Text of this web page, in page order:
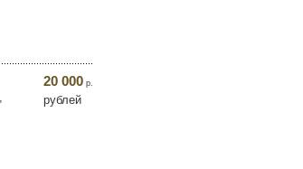
20 000 р.
рублей